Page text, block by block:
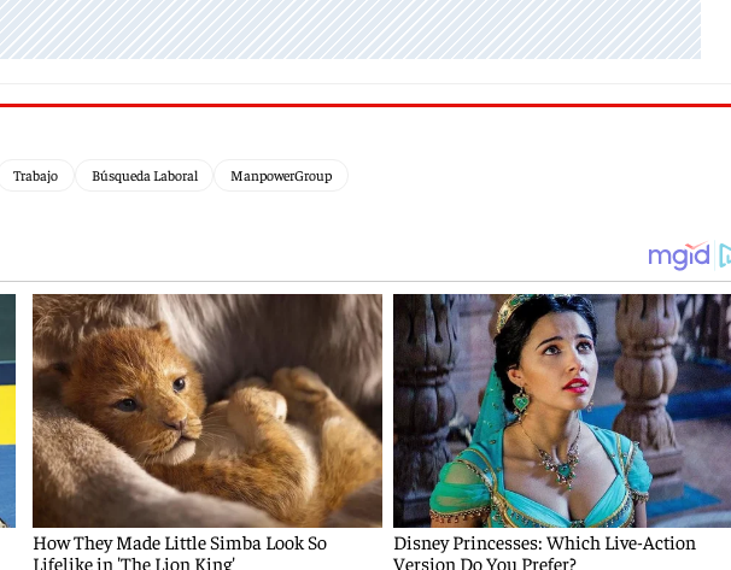
Trabajo Búsqueda Laboral ManpowerGroup